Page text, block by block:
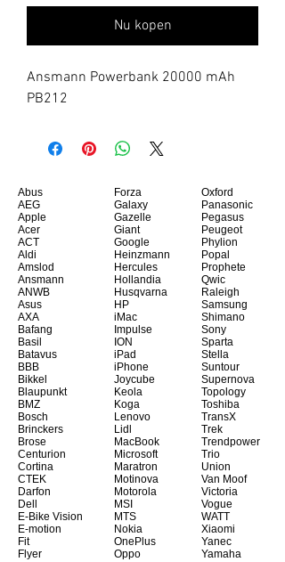
Nu kopen
Ansmann Powerbank 20000 mAh
PB212
Abus
AEG
Apple
Acer
ACT
Aldi
Amslod
Ansmann
ANWB
Asus
AXA
Bafang
Basil
Batavus
BBB
Bikkel
Blaupunkt
BMZ
Bosch
Brinckers
Brose
Centurion
Cortina
CTEK
Darfon
Dell
E-Bike Vision
E-motion
Fit
Flyer
Forza
Galaxy
Gazelle
Giant
Google
Heinzmann
Hercules
Hollandia
Husqvarna
HP
iMac
Impulse
ION
iPad
iPhone
Joycube
Keola
Koga
Lenovo
Lidl
MacBook
Microsoft
Maratron
Motinova
Motorola
MSI
MTS
Nokia
OnePlus
Oppo
Oxford
Panasonic
Pegasus
Peugeot
Phylion
Popal
Prophete
Qwic
Raleigh
Samsung
Shimano
Sony
Sparta
Stella
Suntour
Supernova
Topology
Toshiba
TransX
Trek
Trendpower
Trio
Union
Van Moof
Victoria
Vogue
WATT
Xiaomi
Yanec
Yamaha